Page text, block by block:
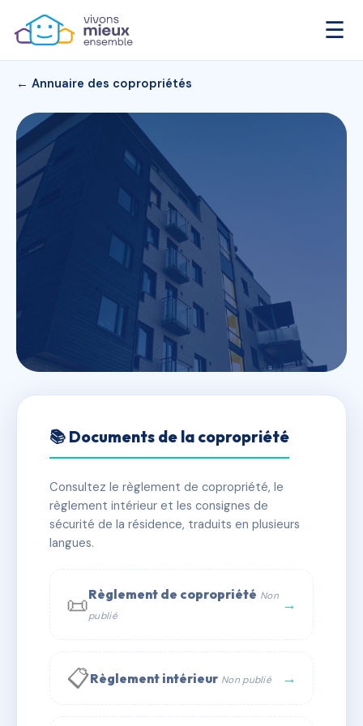
☰
← Annuaire des copropriétés
124 rue Saint Yves
✓ Immatriculée 🏠 14 lots 🏗 1 bâtiment(s)
📞 Contacter Syndic Digital
📚 Documents de la copropriété
Consultez le règlement de copropriété, le
règlement intérieur et les consignes de
sécurité de la résidence, traduits en plusieurs
langues.
📜Règlement de copropriété Non
publié
→
📋Règlement intérieur Non publié →